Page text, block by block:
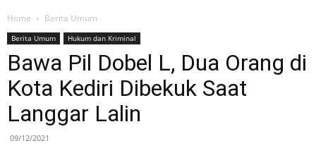
Home Berita Umum
Berita Umum Hukum dan Kriminal
Bawa Pil Dobel L, Dua Orang di
Kota Kediri Dibekuk Saat
Langgar Lalin
09/12/2021